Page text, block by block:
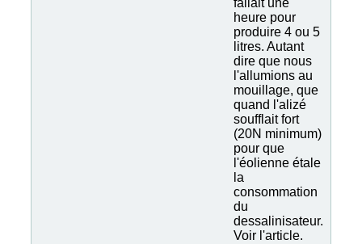
fallait une
heure pour
produire 4 ou 5
litres. Autant
dire que nous
l'allumions au
mouillage, que
quand l'alizé
soufflait fort
(20N minimum)
pour que
l'éolienne étale
la
consommation
du
dessalinisateur.
Voir l'article.